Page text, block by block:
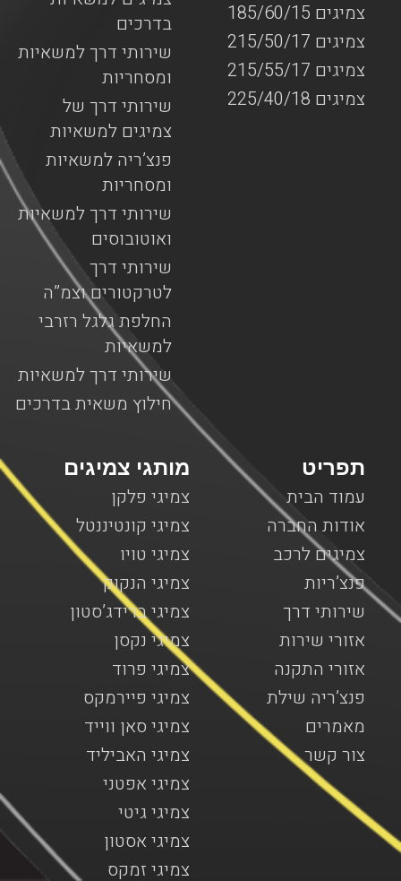
בדרכים
שירותי דרך למשאיות
ומסחריות
שירותי דרך של
צמיגים למשאיות
פנצ’ריה למשאיות
ומסחריות
שירותי דרך למשאיות
ואוטובוסים
שירותי דרך
לטרקטורים וצמ”ה
החלפת גלגל רזרבי
למשאיות
שירותי דרך למשאיות
חילוץ משאית בדרכים
צמיגים 185/60/15
צמיגים 215/50/17
צמיגים 215/55/17
צמיגים 225/40/18
מותגי צמיגים
צמיגי פלקן
צמיגי קונטיננטל
צמיגי טויו
צמיגי הנקוק
צמיגי ברידג’סטון
צמיגי נקסן
צמיגי פרוד
צמיגי פיירמקס
צמיגי סאן ווייד
צמיגי האביליד
צמיגי אפטני
צמיגי גיטי
צמיגי אסטון
צמיגי זמקס
תפריט
עמוד הבית
אודות החברה
צמיגים לרכב
פנצ’ריות
שירותי דרך
אזורי שירות
אזורי התקנה
פנצ’ריה שילת
מאמרים
צור קשר